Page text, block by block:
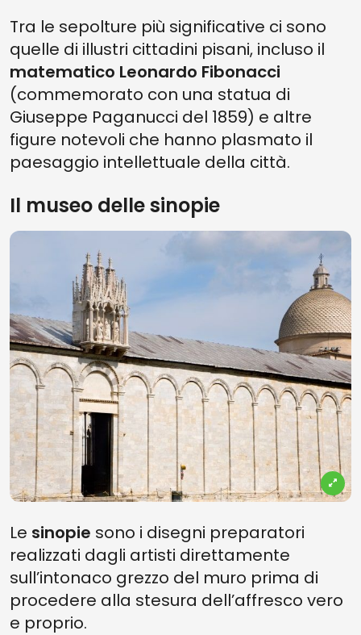
Tra le sepolture più significative ci sono
quelle di illustri cittadini pisani, incluso il
matematico Leonardo Fibonacci
(commemorato con una statua di
Giuseppe Paganucci del 1859) e altre
figure notevoli che hanno plasmato il
paesaggio intellettuale della città.
Il museo delle sinopie
Le sinopie sono i disegni preparatori
realizzati dagli artisti direttamente
sull’intonaco grezzo del muro prima di
procedere alla stesura dell’affresco vero
e proprio.